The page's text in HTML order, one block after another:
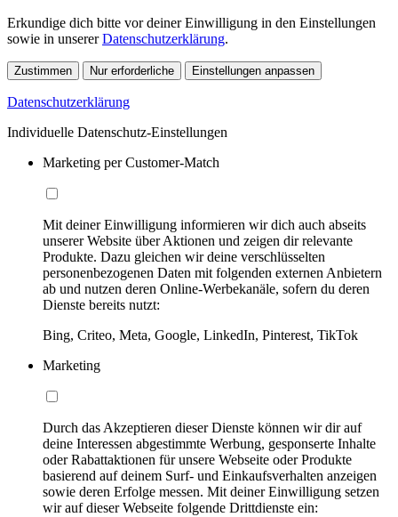
Erkundige dich bitte vor deiner Einwilligung in den Einstellungen
sowie in unsererDatenschutzerklärung.
Zustimmen Nur erforderliche Einstellungen anpassen
Datenschutzerklärung
Individuelle Datenschutz-Einstellungen
Marketing per Customer-Match
Mit deiner Einwilligung informieren wir dich auch abseits
unserer Website über Aktionen und zeigen dir relevante
Produkte. Dazu gleichen wir deine verschlüsselten
personenbezogenen Daten mit folgenden externen Anbietern
ab und nutzen deren Online-Werbekanäle, sofern du deren
Dienste bereits nutzt:
Bing, Criteo, Meta, Google, LinkedIn, Pinterest, TikTok
Marketing
Durch das Akzeptieren dieser Dienste können wir dir auf
deine Interessen abgestimmte Werbung, gesponserte Inhalte
oder Rabattaktionen für unsere Webseite oder Produkte
basierend auf deinem Surf- und Einkaufsverhalten anzeigen
sowie deren Erfolge messen. Mit deiner Einwilligung setzen
wir auf dieser Webseite folgende Drittdienste ein: